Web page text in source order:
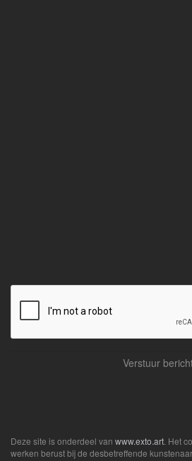
Deze site is onderdeel van www.exto.art . Het
werken berust bij de desbetreffende